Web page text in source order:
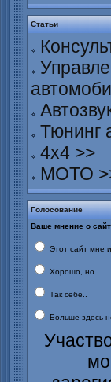
Статьи
Тюнинг
4х4 >>
МОТО
Голосование
Ваше мнение о
Этот сайт мне
Хорошо, но...
Так себе..
Больше здесь